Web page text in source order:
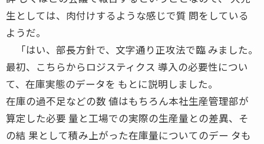
生としては、肉付けするような感じで質 問をしている
ようだ。
「はい、部長方針で、文字通り正攻法で臨 みました。
最初、こちらからロジスティクス 導入の必要性につい
て、在庫実態のデータを もとに説明しました。
在庫の過不足などの数 値はもちろん本社生産管理部が
算定した必要 量と工場での実際の生産量との差異、そ
の結 果として積み上がった在庫量についてのデー タも